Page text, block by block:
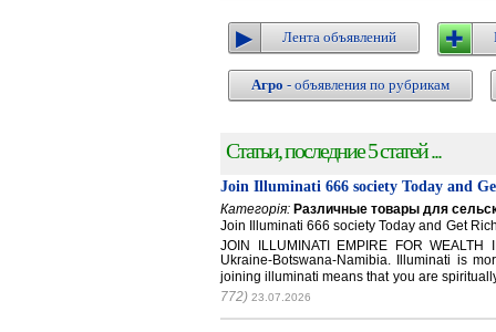
Лента объявлений
Агро - объявления по рубрикам
Статьи, последние 5 статей ...
Join Illuminati 666 society Today and
Категорія: Различные товары для
Join Illuminati 666 society Today and Get
JOIN ILLUMINATI EMPIRE FOR WEALTH
Ukraine-Botswana-Namibia. Illuminati is
joining illuminati means that you are
772) 23.07.2026